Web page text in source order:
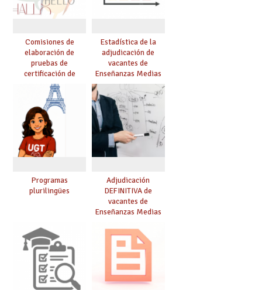
Comisiones de
elaboración de
pruebas de
certificación de
competencia
lingüística: publicada
resolución definitiva
Estadística de la
adjudicación de
vacantes de
Enseñanzas Medias
para el curso 26/27
Programas
plurilingües
Adjudicación
DEFINITIVA de
vacantes de
Enseñanzas Medias